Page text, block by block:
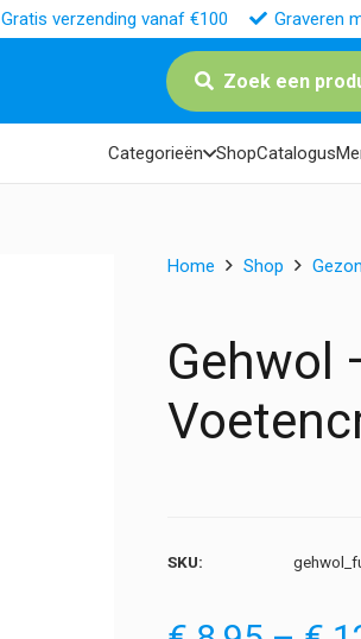
Gratis verzending vanaf €100 Graveren
Zoek een
Categorieën ShopCatalogus
Home Shop
Gehwol
SKU: